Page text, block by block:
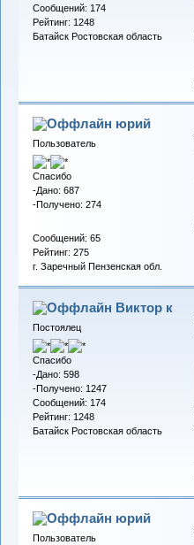
Сообщений: 174
Рейтинг: 1248
Батайск Ростовская область
юрий
Пользователь
Спасибо
-Дано: 687
-Получено: 274
Сообщений: 65
Рейтинг: 275
г. Заречный Пензенская обл.
Виктор к
Постоялец
Спасибо
-Дано: 598
-Получено: 1247
Сообщений: 174
Рейтинг: 1248
Батайск Ростовская область
юрий
Пользователь